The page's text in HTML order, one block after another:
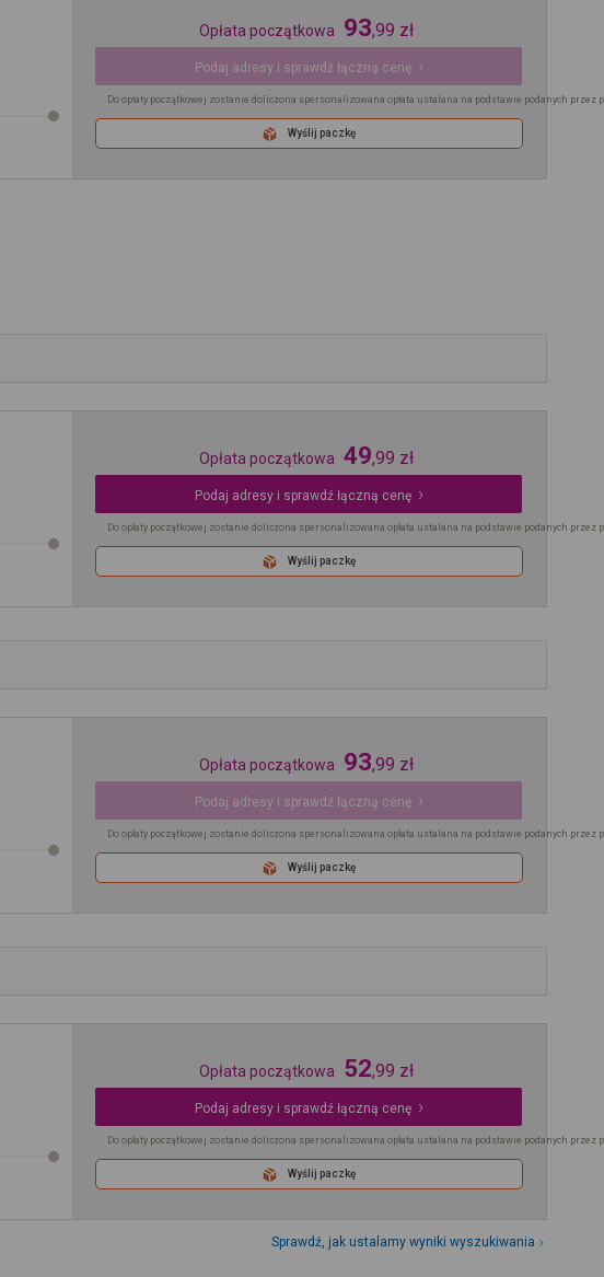
Opłata początkowa 93,99 zł
Podaj adresy i sprawdź łączną cenę
Do opłaty początkowej zostanie doliczona spersonalizowana opłata ustalana na podstawie podanych przez
Wyślij paczkę
Opłata początkowa 49,99 zł
Podaj adresy i sprawdź łączną cenę
Do opłaty początkowej zostanie doliczona spersonalizowana opłata ustalana na podstawie podanych przez
Wyślij paczkę
Opłata początkowa 93,99 zł
Podaj adresy i sprawdź łączną cenę
Do opłaty początkowej zostanie doliczona spersonalizowana opłata ustalana na podstawie podanych przez
Wyślij paczkę
Opłata początkowa 52,99 zł
Podaj adresy i sprawdź łączną cenę
Do opłaty początkowej zostanie doliczona spersonalizowana opłata ustalana na podstawie podanych przez
Wyślij paczkę
Sprawdź, jak ustalamy wyniki wyszukiwania